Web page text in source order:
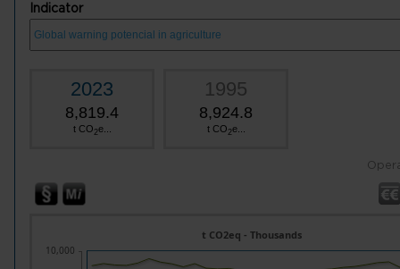
Indicator
2023
8,819.4
t CO2e...
1995
8,924.8
t CO2e...
t CO2eq - Thousands
10,000